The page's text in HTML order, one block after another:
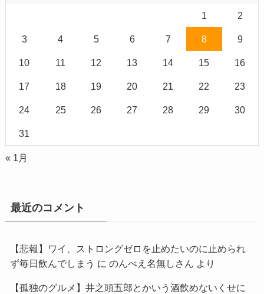
1 2
3 4 5 6 7 8 9
10 11 12 13 14 15 16
17 18 19 20 21 22 23
24 25 26 27 28 29 30
31
« 1月
最近のコメント
【悲報】ワイ、ストロングゼロを止めたいのに止められ
ず毎日飲んでしまう に のんべえ名無しさん より
【孤独のグルメ】井之頭五郎とかいう酒飲めないくせに